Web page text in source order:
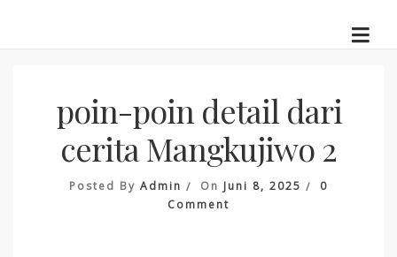
poin-poin detail dari
cerita Mangkujiwo 2
Posted By Admin On Juni 8, 2025
0
Comment